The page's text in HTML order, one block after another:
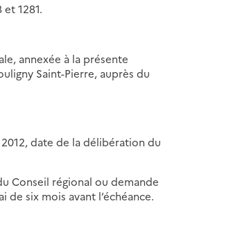
et 1281.
annexée à la présente
Saint-Pierre, auprès du
date de la délibération du
Conseil régional ou demande
six mois avant l’échéance.